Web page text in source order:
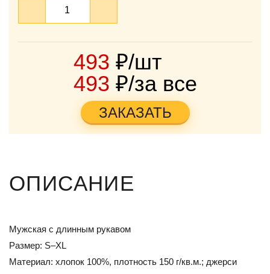
493 ₽/шт
493 ₽/за все
ЗАКАЗАТЬ
ОПИСАНИЕ
Мужская с длинным рукавом
Размер: S–XL
Материал: хлопок 100%, плотность 150 г/кв.м.; джерси